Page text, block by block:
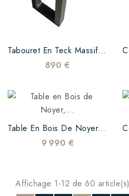
Tabouret En Teck Massif Et Résine Epoxy Transparente
890 €
Table En Bois De Noyer, Résine Epoxy Noire Et Pied Mikado
9 990 €
Affichage 1-12 de 60 article(s)